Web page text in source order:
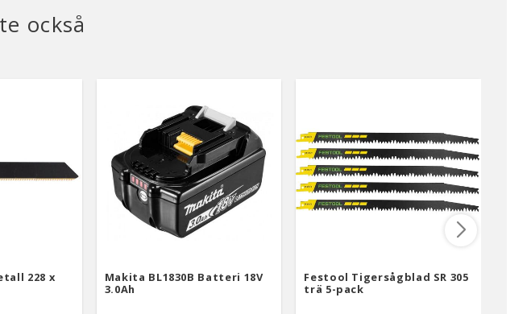
också
228 x
Makita BL1830B Batteri 18V
3.0Ah
Festool Tigersågblad SR 305
trä 5-pack